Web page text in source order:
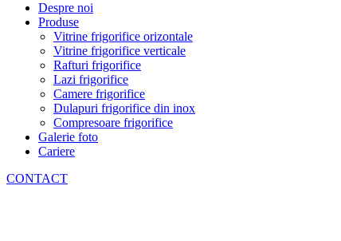
Despre noi
Produse
Vitrine frigorifice orizontale
Vitrine frigorifice verticale
Rafturi frigorifice
Lazi frigorifice
Camere frigorifice
Dulapuri frigorifice din inox
Compresoare frigorifice
Galerie foto
Cariere
CONTACT